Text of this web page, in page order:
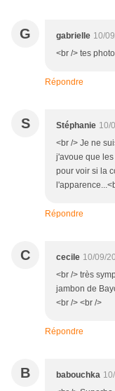
G gabrielle 10/
<br /> tes
Répondre
S Stéphanie 10/
<br /> Je ne
j'avoue que
pour voir si la
Répondre
C cecile 10/09/
<br /> très
jambon de
<br /> <br />
Répondre
B babouchka